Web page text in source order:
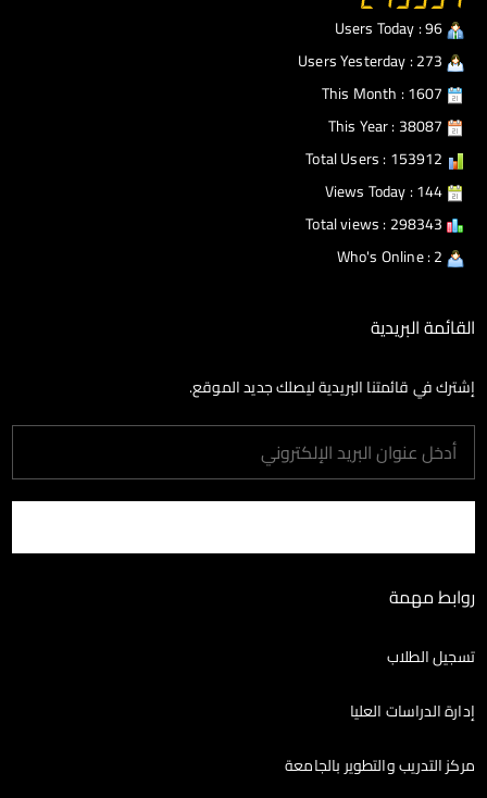
القائمة البريدية
إشترك في قائمتنا البريدية ليصلك جديد الموقع.
روابط مهمة
تسجيل الطلاب
إدارة الدراسات العليا
مركز التدريب والتطوير بالجامعة